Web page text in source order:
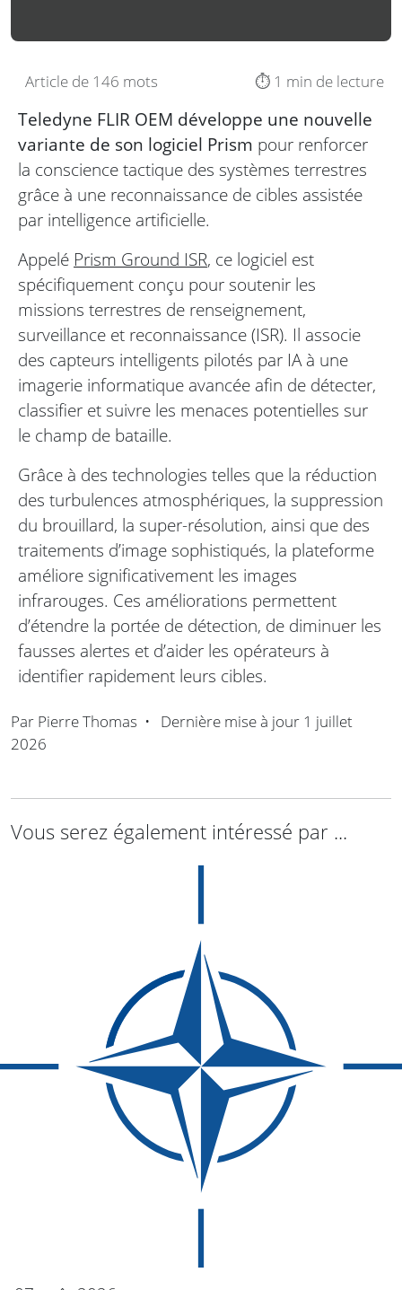
Article de 146 mots ⏱️ 1 min de lecture
Teledyne FLIR OEM développe une nouvelle
variante de son logiciel Prism pour renforcer
la conscience tactique des systèmes terrestres
grâce à une reconnaissance de cibles assistée
par intelligence artificielle.
Appelé Prism Ground ISR, ce logiciel est
spécifiquement conçu pour soutenir les
missions terrestres de renseignement,
surveillance et reconnaissance (ISR). Il associe
des capteurs intelligents pilotés par IA à une
imagerie informatique avancée afin de détecter,
classifier et suivre les menaces potentielles sur
le champ de bataille.
Grâce à des technologies telles que la réduction
des turbulences atmosphériques, la suppression
du brouillard, la super-résolution, ainsi que des
traitements d’image sophistiqués, la plateforme
améliore significativement les images
infrarouges. Ces améliorations permettent
d’étendre la portée de détection, de diminuer les
fausses alertes et d’aider les opérateurs à
identifier rapidement leurs cibles.
Par Pierre Thomas • Dernière mise à jour 1 juillet
2026
Vous serez également intéressé par ...